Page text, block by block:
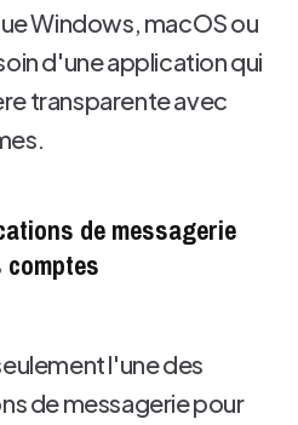
Windows, macOS ou
d'une application qui
transparente avec
de messagerie
l'une des
de messagerie pour